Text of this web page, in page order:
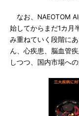
なお、NAEOTOM
始してからまだ1カ月
み重ねていく段階に
ん、心疾患、脳血管
しつつ、国内市場へ